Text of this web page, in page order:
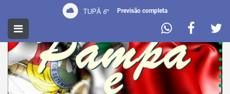
TUPÃ 6° Previsão completa